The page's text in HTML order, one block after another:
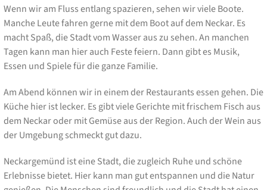
Wenn wir am Fluss entlang spazieren, sehen wir viele Boote.
Manche Leute fahren gerne mit dem Boot auf dem Neckar. Es
macht Spaß, die Stadt vom Wasser aus zu sehen. An manchen
Tagen kann man hier auch Feste feiern. Dann gibt es Musik,
Essen und Spiele für die ganze Familie.
Am Abend können wir in einem der Restaurants essen gehen. Die
Küche hier ist lecker. Es gibt viele Gerichte mit frischem Fisch aus
dem Neckar oder mit Gemüse aus der Region. Auch der Wein aus
der Umgebung schmeckt gut dazu.
Neckargemünd ist eine Stadt, die zugleich Ruhe und schöne
Erlebnisse bietet. Hier kann man gut entspannen und die Natur